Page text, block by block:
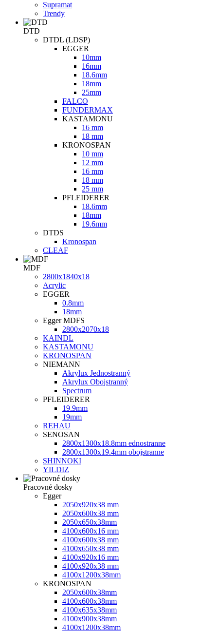
Supramat
Trendy
DTD
DTDL (LDSP)
EGGER
10mm
16mm
18.6mm
18mm
25mm
FALCO
FUNDERMAX
KASTAMONU
16 mm
18 mm
KRONOSPAN
10 mm
12 mm
16 mm
18 mm
25 mm
PFLEIDERER
18.6mm
18mm
19.6mm
DTDS
Kronospan
CLEAF
MDF
2800х1840х18
Acrylic
EGGER
0.8mm
18mm
Egger MDFS
2800x2070x18
KAINDL
KASTAMONU
KRONOSPAN
NIEMANN
Akrylux Jednostranný
Akrylux Obojstranný
Spectrum
PFLEIDERER
19.9mm
19mm
REHAU
SENOSAN
2800x1300x18.8mm ednostranne
2800x1300x19.4mm obojstranne
SHINNOKI
YILDIZ
Pracovné dosky
Egger
2050x920x38 mm
2050х600х38 mm
2050х650х38mm
4100x600x16 mm
4100x600x38 mm
4100x650x38 mm
4100x920x16 mm
4100x920x38 mm
4100х1200х38mm
KRONOSPAN
2050x600x38mm
4100x600x38mm
4100x635x38mm
4100x900x38mm
4100х1200х38mm